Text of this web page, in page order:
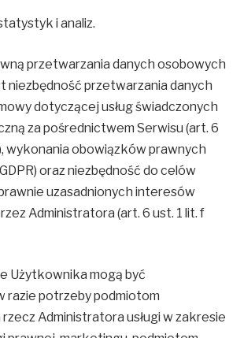
i analiz.
przetwarzania danych osobowych
niezbędność przetwarzania danych
dotyczącej usług świadczonych
za pośrednictwem Serwisu (art. 6
wykonania obowiązków prawnych
oraz niezbędność do celów
uzasadnionych interesów
Administratora (art. 6 ust. 1 lit. f
Użytkownika mogą być
razie potrzeby podmiotom
Administratora usługi w zakresie